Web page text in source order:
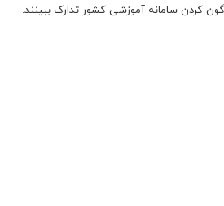
کردن سامانه آموزشی کشور تدارک ببینند.